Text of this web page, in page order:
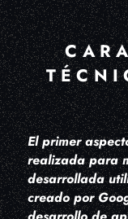
El primer
realizada para
desarrollada
creado por